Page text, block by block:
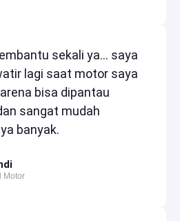
sekali ya... saya
lagi saat motor saya
bisa dipantau
sangat mudah
banyak.
Motor